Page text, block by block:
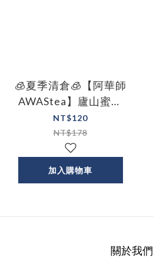
🧊夏季清倉🧊【阿華師
AWAStea】廬山蜜香
紅茶(蟲咬的紅茶)
NT$120
NT$178
加入購物車
關於我們